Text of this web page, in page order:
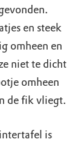
en steek
omheen en
niet te dicht
omheen
de fik vliegt.
is